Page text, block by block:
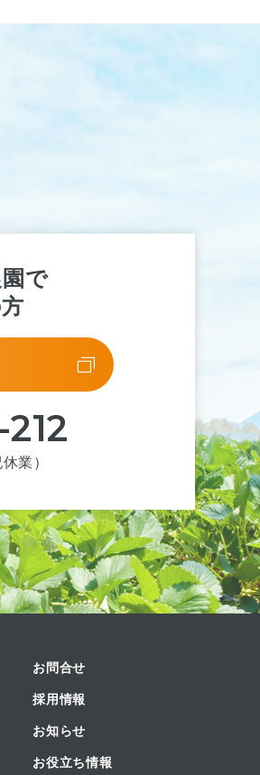
で
業）
お問合せ
採用情報
お知らせ
お役立ち情報